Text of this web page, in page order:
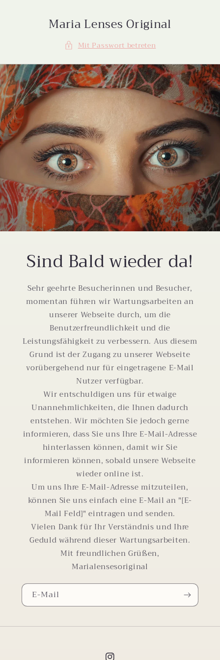
Maria Lenses Original
Mit Passwort betreten
Sind Bald wieder da!
Sehr geehrte Besucherinnen und Besucher,
momentan führen wir Wartungsarbeiten an
unserer Webseite durch, um die
Benutzerfreundlichkeit und die
Leistungsfähigkeit zu verbessern. Aus diesem
Grund ist der Zugang zu unserer Webseite
vorübergehend nur für eingetragene E-Mail
Nutzer verfügbar.
Wir entschuldigen uns für etwaige
Unannehmlichkeiten, die Ihnen dadurch
entstehen. Wir möchten Sie jedoch gerne
informieren, dass Sie uns Ihre E-Mail-Adresse
hinterlassen können, damit wir Sie
informieren können, sobald unsere Webseite
wieder online ist.
Um uns Ihre E-Mail-Adresse mitzuteilen,
können Sie uns einfach eine E-Mail an "[E-
Mail Feld]" eintragen und senden.
Vielen Dank für Ihr Verständnis und Ihre
Geduld während dieser Wartungsarbeiten.
Mit freundlichen Grüßen,
Marialensesoriginal
E-Mail